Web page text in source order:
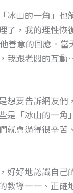
冰山的一角」
了，我的理性
意的回應。當
我跟老闆的互
想要告訴網友
是「冰山的一
就會過得很辛
好好地認識自
教導一一、正